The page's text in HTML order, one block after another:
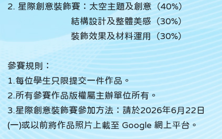
2. 星際創意裝飾賽：太空主題及創意（40%）
結構設計及整體美感（30%）
裝飾效果及材料運用（30%）
參賽規則：
1.每位學生只限提交一件作品。
2.所有參賽作品版權屬主辦單位所有。
3.星際創意裝飾賽參加方法：請於2026年6月22日
(一)或以前將作品照片上載至 Google 網上平台。